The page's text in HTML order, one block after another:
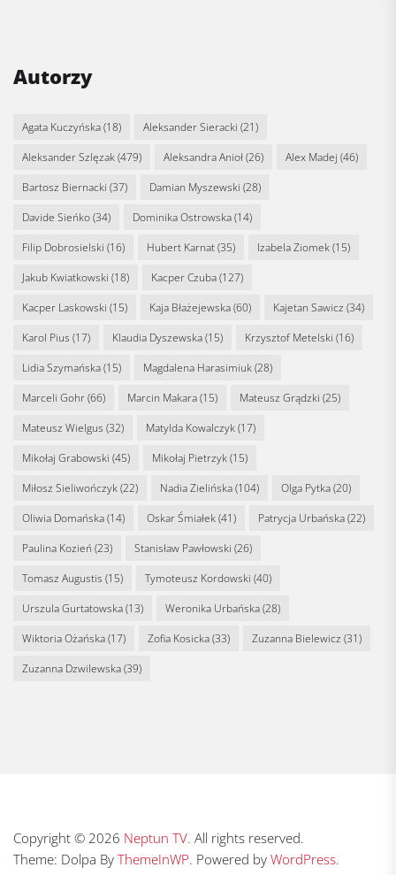
Autorzy
Agata Kuczyńska(18) Aleksander Sieracki (21)
Aleksander Szlęzak(479) Aleksandra Anioł(26) Alex Madej (46)
Bartosz Biernacki (37) Damian Myszewski (28)
Davide Sieńko(34) Dominika Ostrowska(14)
Filip Dobrosielski (16) Hubert Karnat(35) Izabela Ziomek(15)
Jakub Kwiatkowski (18) Kacper Czuba(127)
Kacper Laskowski (15) Kaja Błażejewska(60) Kajetan Sawicz (34)
Karol Pius (17) Klaudia Dyszewska(15) Krzysztof Metelski (16)
Lidia Szymańska(15) Magdalena Harasimiuk(28)
Marceli Gohr(66) Marcin Makara(15) Mateusz Grądzki (25)
Mateusz Wielgus (32) Matylda Kowalczyk(17)
Mikołaj Grabowski (45) Mikołaj Pietrzyk(15)
Miłosz Sieliwończyk(22) Nadia Zielińska(104) Olga Pytka(20)
Oliwia Domańska(14) Oskar Śmiałek(41) Patrycja Urbańska(22)
Paulina Kozień (23) Stanisław Pawłowski (26)
Tomasz Augustis (15) Tymoteusz Kordowski (40)
Urszula Gurtatowska(13) Weronika Urbańska(28)
Wiktoria Ożańska(17) Zofia Kosicka(33) Zuzanna Bielewicz (31)
Zuzanna Dzwilewska(39)
Copyright © 2026 Neptun TV. All rights reserved.
Theme: Dolpa By ThemeInWP. Powered by WordPress.